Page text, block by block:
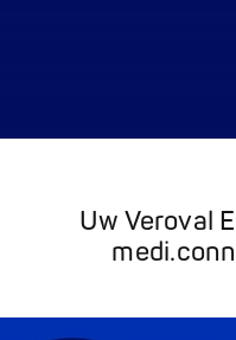
Uw Veroval